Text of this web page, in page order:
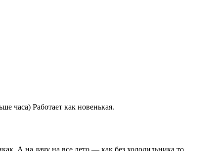
часа) Работает как новенькая.
А на дачу на все лето — как без холодильника то.